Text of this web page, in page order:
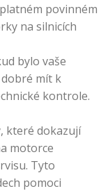
povinném
na silnicích
bylo vaše
mít k
kontrole.
které dokazují
motorce
Tyto
pomoci